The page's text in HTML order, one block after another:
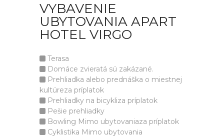
VYBAVENIE
UBYTOVANIA APART
HOTEL VIRGO
Terasa
Domáce zvieratá sú zakázané.
Prehliadka alebo prednáška o miestnej
kultúreza príplatok
Prehliadky na bicykliza príplatok
Pešie prehliadky
Bowling Mimo ubytovaniaza príplatok
Cyklistika Mimo ubytovania